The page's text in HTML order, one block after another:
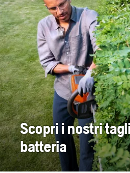
Scopri i nostri
batteria